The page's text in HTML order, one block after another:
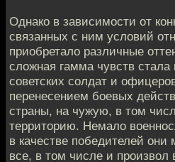
Однако в зависимости от
связанных с ним условий
приобретало различные
сложная гамма чувств стала
советских солдат и
перенесением боевых
страны, на чужую, в том
территорию. Немало
в качестве победителей они
все, в том числе и произвол